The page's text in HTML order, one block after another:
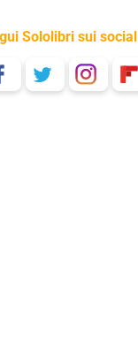
Sololibri sui social